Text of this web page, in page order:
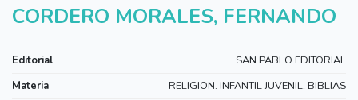
CORDERO MORALES, FERNANDO
Editorial
SAN PABLO EDITORIAL
Materia
RELIGION. INFANTIL JUVENIL. BIBLIAS